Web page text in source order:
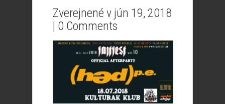
Zverejnené v jún 19, 2018
| 0 Comments